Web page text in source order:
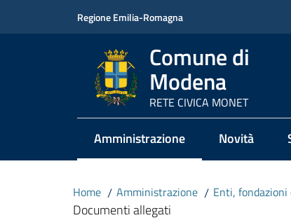
Regione Emilia-Romagna
Comune di
Modena
RETE CIVICA MONET
Amministrazione
Menu selezionato Novità
Home / Amministrazione / Enti,
Documenti allegati